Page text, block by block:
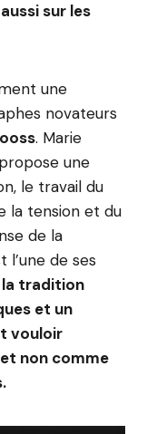
sur les
une
novateurs
. Marie
une
le travail du
la tension et du
de la
l’une de ses
tradition
et un
vouloir
non comme